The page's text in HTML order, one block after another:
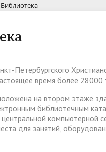
Библиотека
Петербургского
время более 28000
на втором этаже
библиотечным
компьютерной
для занятий,